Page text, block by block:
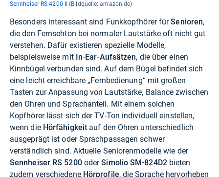
Sennheiser RS 4200 II
(Bildquelle: amazon.de)
Besonders interessant sind Funkkopfhörer fürSenioren,
die den Fernsehton bei normaler Lautstärke oft nicht gut
verstehen. Dafür existieren spezielle Modelle,
beispielsweise mit In-Ear-Aufsätzen, die über einen
Kinnbügel verbunden sind. Auf dem Bügel befindet sich
eine leicht erreichbare „Fernbedienung“ mit großen
Tasten zur Anpassung von Lautstärke, Balance zwischen
den Ohren und Sprachanteil. Mit einem solchen
Kopfhörer lässt sich der TV-Ton individuell einstellen,
wenn die Hörfähigkeit auf den Ohren unterschiedlich
ausgeprägt ist oder Sprachpassagen schwer
verständlich sind. Aktuelle Seniorenmodelle wie der
Sennheiser RS 5200oderSimolio SM-824D2bieten
zudem verschiedene Hörprofile, die Sprache hervorheben